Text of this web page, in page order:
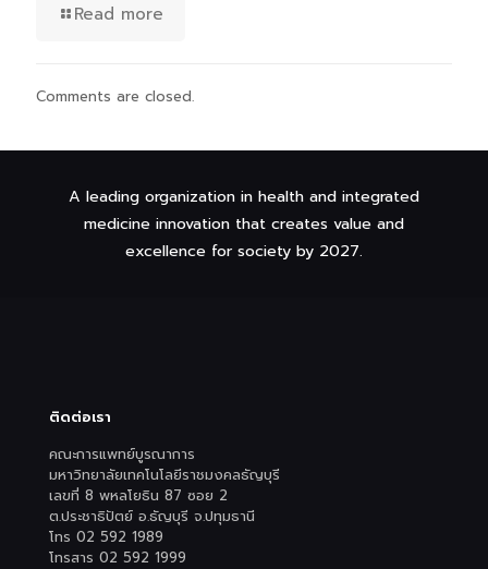
Read more
Comments are closed.
A leading organization in health and integrated
medicine innovation that creates value and
excellence for society by 2027.
ติดต่อเรา
คณะการแพทย์บูรณาการ
มหาวิทยาลัยเทคโนโลยีราชมงคลธัญบุรี
เลขที่ 8 พหลโยธิน 87 ซอย 2
ต.ประชาธิปัตย์ อ.ธัญบุรี จ.ปทุมธานี
โทร 02 592 1989
โทรสาร 02 592 1999